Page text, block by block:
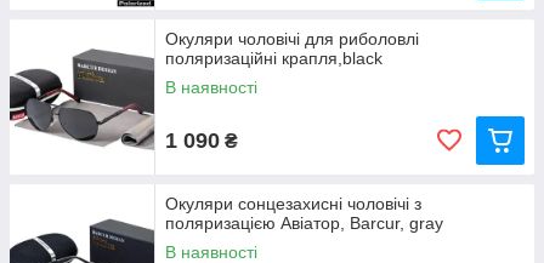
Окуляри чоловічі для риболовлі
поляризаційні крапля,black
В наявності
1 090 ₴
Окуляри сонцезахисні чоловічі з
поляризацією Авіатор, Barcur, gray
В наявності